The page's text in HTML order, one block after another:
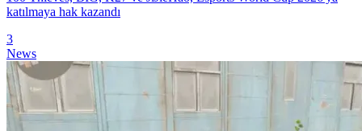
katılmaya hak kazandı
3
News